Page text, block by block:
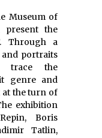
Museum of
present the
Through a
portraits
trace the
genre and
at the turn of
exhibition
Boris
Tatlin,